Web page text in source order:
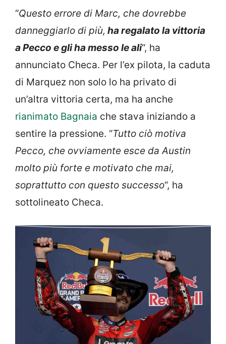
“Questo errore di Marc, che dovrebbe
danneggiarlo di più, ha regalato la vittoria
a Pecco e gli ha messo le ali“, ha
annunciato Checa. Per l’ex pilota, la caduta
di Marquez non solo lo ha privato di
un’altra vittoria certa, ma ha anche
rianimato Bagnaia che stava iniziando a
sentire la pressione. “Tutto ciò motiva
Pecco, che ovviamente esce da Austin
molto più forte e motivato che mai,
soprattutto con questo successo“, ha
sottolineato Checa.